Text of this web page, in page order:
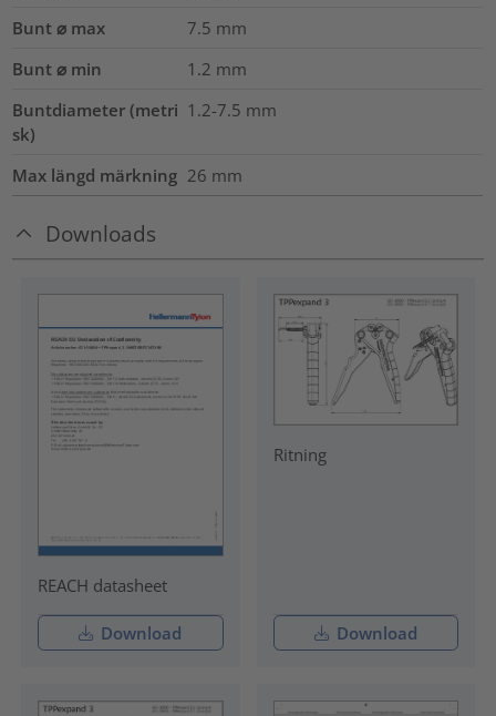
Bunt ⌀ max
7.5 mm
Bunt ⌀ min
1.2 mm
Buntdiameter (metri
sk)
1.2-7.5 mm
Max längd märkning 26 mm
Downloads
REACH datasheet
Download
Ritning
Download